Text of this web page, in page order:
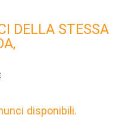
DELLA STESSA
disponibili.